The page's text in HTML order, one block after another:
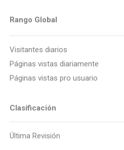
Rango Global
Visitantes diarios
Páginas vistas diariamente
Páginas vistas pro usuario
Clasificación
Última Revisión